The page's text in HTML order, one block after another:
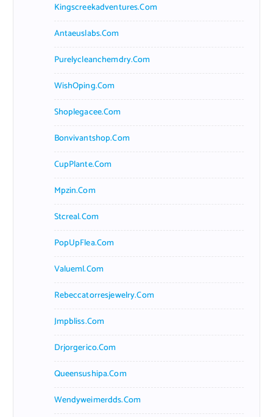
Kingscreekadventures.com
Antaeuslabs.com
Purelycleanchemdry.com
WishOping.com
Shoplegacee.com
Bonvivantshop.com
CupPlante.com
Mpzin.com
Stcreal.com
PopUpFlea.com
Valueml.com
Rebeccatorresjewelry.com
Jmpbliss.com
Drjorgerico.com
Queensushipa.com
Wendyweimerdds.com